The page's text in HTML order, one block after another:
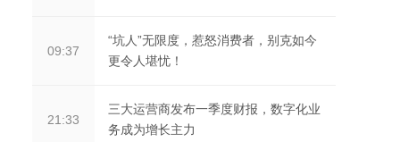
09:37
“坑人”无限度，惹怒消费者，别克如今
更令人堪忧！
21:33
三大运营商发布一季度财报，数字化业
务成为增长主力